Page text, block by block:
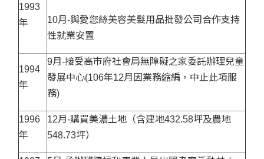
1993
年
10月-與愛您絲美容美髮用品批發公司合作支持
性就業安置
1994
年
9月-接受高市府社會局無障礙之家委託辦理兒童
發展中心(106年12月因業務縮編，中止此項服
務)
1996
年
12月-購買美濃土地（含建地432.58坪及農地
548.73坪）